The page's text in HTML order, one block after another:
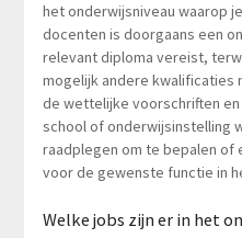
het onderwijsniveau waarop
docenten is doorgaans een
relevant diploma vereist,
mogelijk andere kwalificaties
de wettelijke voorschriften
school of onderwijsinstelling
raadplegen om te bepalen of
voor de gewenste functie in
Welke jobs zijn er in het